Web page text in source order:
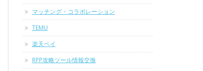
マッチング・コラボレーション
TEMU
楽天ペイ
RPP攻略ツール情報交換